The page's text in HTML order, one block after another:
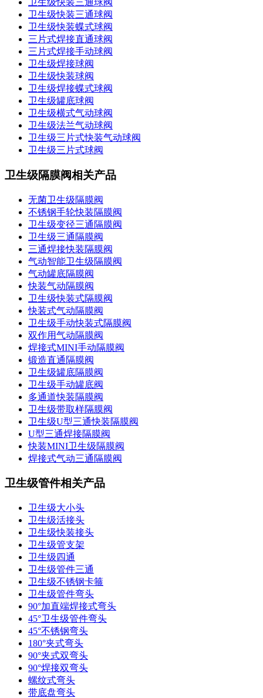
卫生级快装三通球阀
卫生级快装三通球阀
卫生级快装蝶式球阀
三片式焊接直通球阀
三片式焊接手动球阀
卫生级焊接球阀
卫生级快装球阀
卫生级焊接蝶式球阀
卫生级罐底球阀
卫生级横式气动球阀
卫生级法兰气动球阀
卫生级三片式快装气动球阀
卫生级三片式球阀
卫生级隔膜阀相关产品
无菌卫生级隔膜阀
不锈钢手轮快装隔膜阀
卫生级变径三通隔膜阀
卫生级三通隔膜阀
三通焊接快装隔膜阀
气动智能卫生级隔膜阀
气动罐底隔膜阀
快装气动隔膜阀
卫生级快装式隔膜阀
快装式气动隔膜阀
卫生级手动快装式隔膜阀
双作用气动隔膜阀
焊接式MINI手动隔膜阀
锻造直通隔膜阀
卫生级罐底隔膜阀
卫生级手动罐底阀
多通道快装隔膜阀
卫生级带取样隔膜阀
卫生级U型三通快装隔膜阀
U型三通焊接隔膜阀
快装MINI卫生级隔膜阀
焊接式气动三通隔膜阀
卫生级管件相关产品
卫生级大小头
卫生级活接头
卫生级快装接头
卫生级管支架
卫生级四通
卫生级管件三通​
卫生级不锈钢卡箍
卫生级管件弯头
90°加直端焊接式弯头
45°卫生级管件弯头
45°不锈钢弯头
180°夹式弯头
90°夹式双弯头
90°焊接双弯头
螺纹式弯头
带底盘弯头